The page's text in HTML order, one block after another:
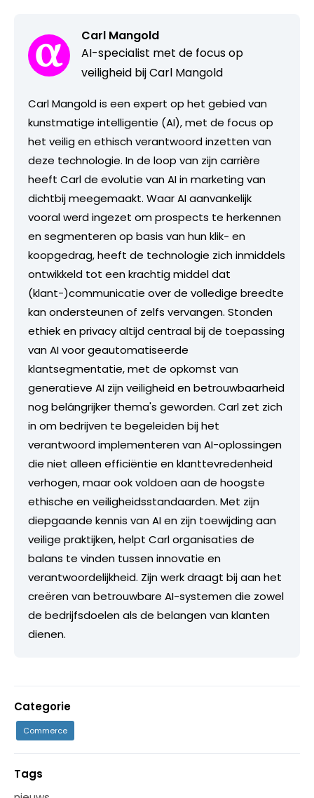
Carl Mangold
AI-specialist met de focus op
veiligheid bij Carl Mangold
Carl Mangold is een expert op het gebied van
kunstmatige intelligentie (AI), met de focus op
het veilig en ethisch verantwoord inzetten van
deze technologie. In de loop van zijn carrière
heeft Carl de evolutie van AI in marketing van
dichtbij meegemaakt. Waar AI aanvankelijk
vooral werd ingezet om prospects te herkennen
en segmenteren op basis van hun klik- en
koopgedrag, heeft de technologie zich inmiddels
ontwikkeld tot een krachtig middel dat
(klant-)communicatie over de volledige breedte
kan ondersteunen of zelfs vervangen. Stonden
ethiek en privacy altijd centraal bij de toepassing
van AI voor geautomatiseerde
klantsegmentatie, met de opkomst van
generatieve AI zijn veiligheid en betrouwbaarheid
nog belángrijker thema's geworden. Carl zet zich
in om bedrijven te begeleiden bij het
verantwoord implementeren van AI-oplossingen
die niet alleen efficiëntie en klanttevredenheid
verhogen, maar ook voldoen aan de hoogste
ethische en veiligheidsstandaarden. Met zijn
diepgaande kennis van AI en zijn toewijding aan
veilige praktijken, helpt Carl organisaties de
balans te vinden tussen innovatie en
verantwoordelijkheid. Zijn werk draagt bij aan het
creëren van betrouwbare AI-systemen die zowel
de bedrijfsdoelen als de belangen van klanten
dienen.
Categorie
Commerce
Tags